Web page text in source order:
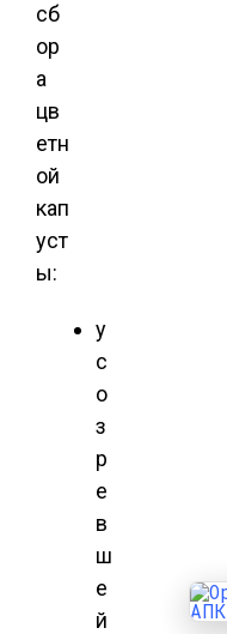
сб
ор
а
цв
етн
ой
кап
уст
ы:
у
с
о
з
р
е
в
ш
е
й